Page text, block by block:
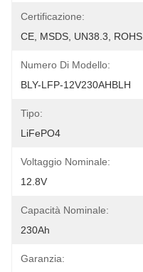
Certificazione:
CE, MSDS, UN38.3, ROHS
Numero Di Modello:
BLY-LFP-12V230AHBLH
Tipo:
LiFePO4
Voltaggio Nominale:
12.8V
Capacità Nominale:
230Ah
Garanzia: